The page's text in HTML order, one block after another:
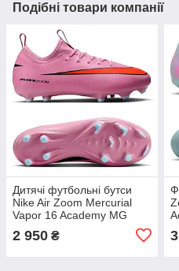
Подібні товари компанії
Дитячі футбольні бутси
Nike Air Zoom Mercurial
Vapor 16 Academy MG
Рожевий, Розмір (EU) —
2 950 ₴